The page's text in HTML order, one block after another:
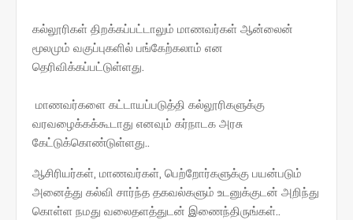
கல்லூரிகள் திறக்கப்பட்டாலும் மாணவர்கள் ஆன்லைன்
மூலமும் வகுப்புகளில் பங்கேற்கலாம் என
தெரிவிக்கப்பட்டுள்ளது.
மாணவர்களை கட்டாயப்படுத்தி கல்லூரிகளுக்கு
வரவழைக்கக்கூடாது எனவும் கர்நாடக அரசு
கேட்டுக்கொண்டுள்ளது..
ஆசிரியர்கள், மாணவர்கள், பெற்றோர்களுக்கு பயன்படும்
அனைத்து கல்வி சார்ந்த தகவல்களும் உடனுக்குடன் அறிந்து
கொள்ள நமது வலைதளத்துடன் இணைந்திருங்கள்..